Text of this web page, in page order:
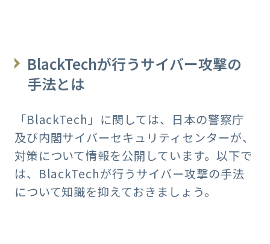
BlackTechが行うサイバー攻撃の
手法とは
「BlackTech」に関しては、日本の警察庁
及び内閣サイバーセキュリティセンターが、
対策について情報を公開しています。以下で
は、BlackTechが行うサイバー攻撃の手法
について知識を抑えておきましょう。